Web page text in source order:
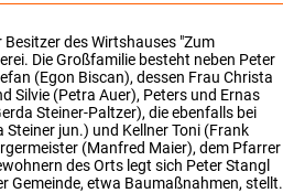
des Wirtshauses "Zum
Die Großfamilie besteht neben Peter
(Egon Biscan), dessen Frau Christa
Silvie (Petra Auer), Peters und Ernas
Steiner-Paltzer), die ebenfalls bei
jun.) und Kellner Toni (Frank
(Manfred Maier), dem Pfarrer
des Orts legt sich Peter Stangl
Gemeinde, etwa Baumaßnahmen, stellt.